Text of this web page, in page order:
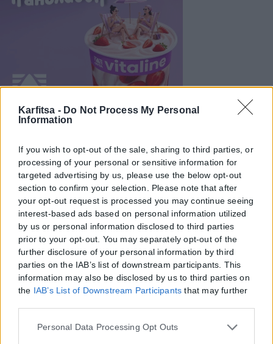
Karfitsa - Do Not Process My Personal
Information
If you wish to opt-out of the sale, sharing to third parties, or
processing of your personal or sensitive information for
targeted advertising by us, please use the below opt-out
section to confirm your selection. Please note that after
your opt-out request is processed you may continue seeing
interest-based ads based on personal information utilized
by us or personal information disclosed to third parties
prior to your opt-out. You may separately opt-out of the
further disclosure of your personal information by third
parties on the IAB’s list of downstream participants. This
information may also be disclosed by us to third parties on
the IAB’s List of Downstream Participants that may further
Please note that this website/app uses one or more Google
Personal Data Processing Opt Outs